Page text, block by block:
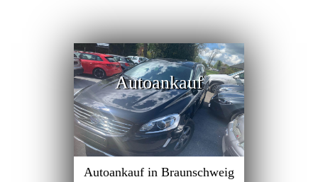
Autoankauf
Autoankauf in Braunschweig